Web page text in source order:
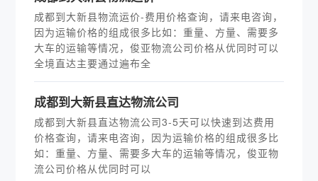
成都到大新县物流运价-费用价格查询，请来电咨询，
因为运输价格的组成很多比如：重量、方量、需要多
大车的运输等情况，俊亚物流公司价格从优同时可以
全境直达主要通过遍布全
成都到大新县直达物流公司
成都到大新县直达物流公司3-5天可以快速到达费用
价格查询，请来电咨询，因为运输价格的组成很多比
如：重量、方量、需要多大车的运输等情况，俊亚物
流公司价格从优同时可以